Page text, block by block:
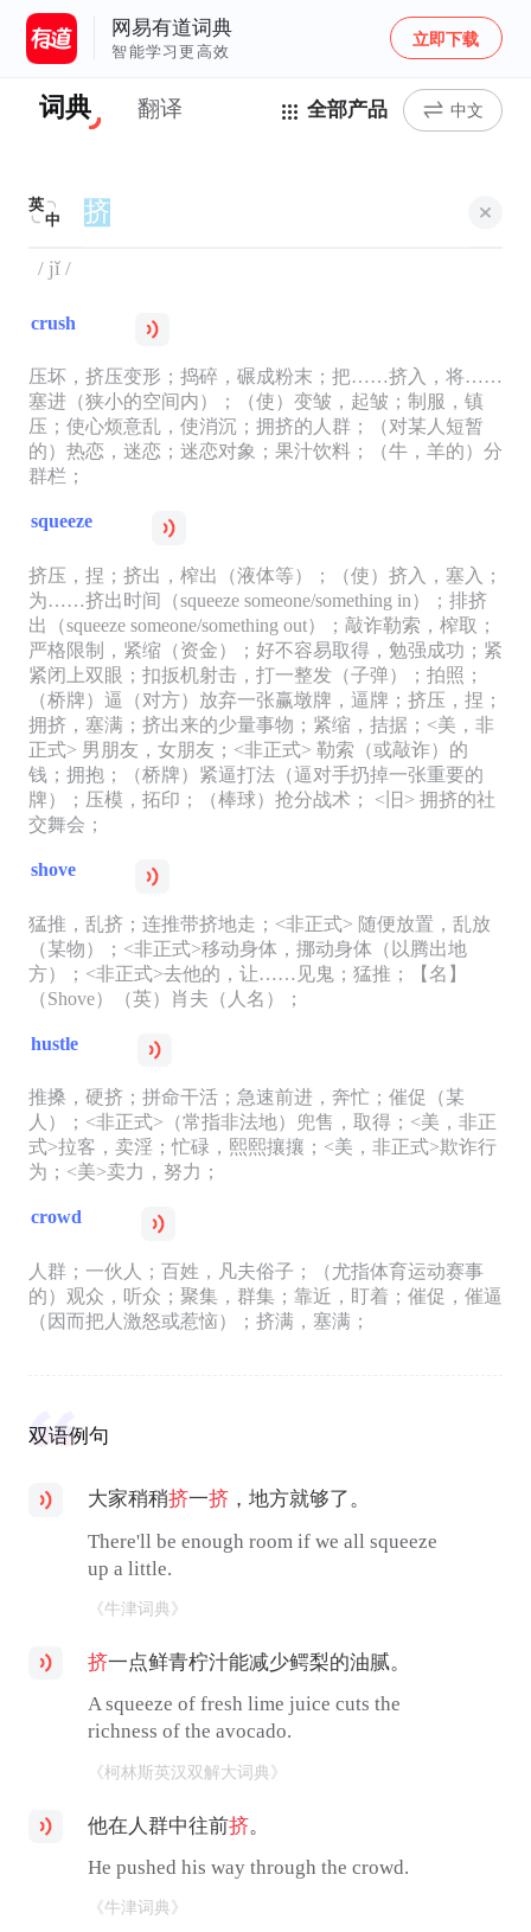
网易有道词典
智能学习更高效
立即下载
词典 翻译 全部产品 中文
英
中
/ jǐ /
crush
压坏，挤压变形；捣碎，碾成粉末；把……挤入，将……
塞进（狭小的空间内）；（使）变皱，起皱；制服，镇
压；使心烦意乱，使消沉；拥挤的人群；（对某人短暂
的）热恋，迷恋；迷恋对象；果汁饮料；（牛，羊的）分
群栏；
squeeze
挤压，捏；挤出，榨出（液体等）；（使）挤入，塞入；
为……挤出时间（squeeze someone/something in）；排挤
出（squeeze someone/something out）；敲诈勒索，榨取；
严格限制，紧缩（资金）；好不容易取得，勉强成功；紧
紧闭上双眼；扣扳机射击，打一整发（子弹）；拍照；
（桥牌）逼（对方）放弃一张赢墩牌，逼牌；挤压，捏；
拥挤，塞满；挤出来的少量事物；紧缩，拮据；<美，非
正式> 男朋友，女朋友；<非正式> 勒索（或敲诈）的
钱；拥抱；（桥牌）紧逼打法（逼对手扔掉一张重要的
牌）；压模，拓印；（棒球）抢分战术； <旧> 拥挤的社
交舞会；
shove
猛推，乱挤；连推带挤地走；<非正式> 随便放置，乱放
（某物）；<非正式>移动身体，挪动身体（以腾出地
方）；<非正式>去他的，让……见鬼；猛推；【名】
（Shove）（英）肖夫（人名）；
hustle
推搡，硬挤；拼命干活；急速前进，奔忙；催促（某
人）；<非正式>（常指非法地）兜售，取得；<美，非正
式>拉客，卖淫；忙碌，熙熙攘攘；<美，非正式>欺诈行
为；<美>卖力，努力；
crowd
人群；一伙人；百姓，凡夫俗子；（尤指体育运动赛事
的）观众，听众；聚集，群集；靠近，盯着；催促，催逼
（因而把人激怒或惹恼）；挤满，塞满；
双语例句
大家稍稍挤一挤 ，地方就够了。
There'll be enough room if we all squeeze
up a little.
《牛津词典》
挤一点鲜青柠汁能减少鳄梨的油腻。
A squeeze of fresh lime juice cuts the
richness of the avocado.
《柯林斯英汉双解大词典》
他在人群中往前挤。
He pushed his way through the crowd.
《牛津词典》